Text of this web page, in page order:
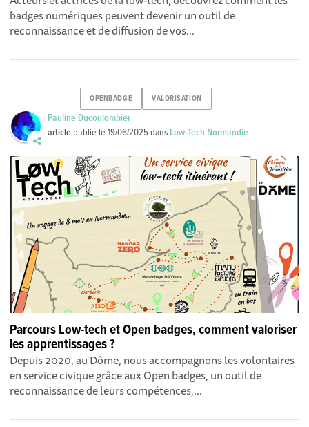
badges numériques peuvent devenir un outil de
reconnaissance et de diffusion de vos...
OPENBADGE VALORISATION
Pauline Ducoulombier
article publié le19/06/2025dans Low-Tech Normandie
Parcours Low-tech et Open badges, comment valoriser
les apprentissages ?
Depuis 2020, au Dôme, nous accompagnons les volontaires
en service civique grâce aux Open badges, un outil de
reconnaissance de leurs compétences,...